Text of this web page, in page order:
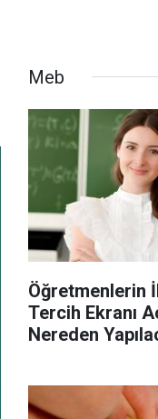
Meb
Öğretmenlerin
Tercih Ekranı
Nereden